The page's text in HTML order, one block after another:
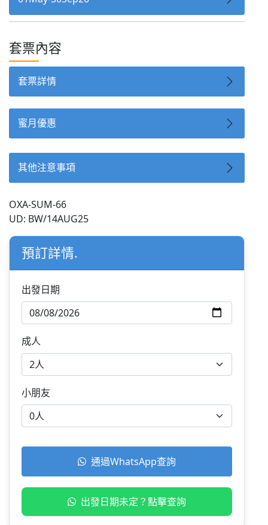
套票內容
套票詳情
蜜月優惠
其他注意事項
OXA-SUM-66
UD: BW/14AUG25
預訂詳情.
出發日期
成人
小朋友
通過WhatsApp查詢
出發日期未定？點擊查詢